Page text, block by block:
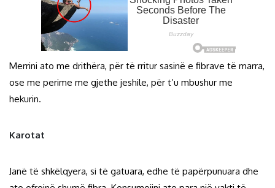
Merrini ato me drithëra, për të rritur sasinë e fibrave të marra,
ose me perime me gjethe jeshile, për t’u mbushur me
hekurin.
Karotat
Janë të shkëlqyera, si të gatuara, edhe të papërpunuara dhe